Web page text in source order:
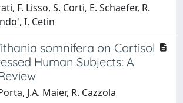
F. Lisso, S. Corti, E. Schaefer, R.
I. Cetin
somnifera on Cortisol
Human Subjects: A
J.A. Maier, R. Cazzola